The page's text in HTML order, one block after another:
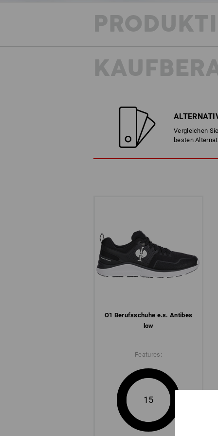
Vergleichen
besten
O1 Berufs­schuhe e.s. Antibes
low
Features:
15